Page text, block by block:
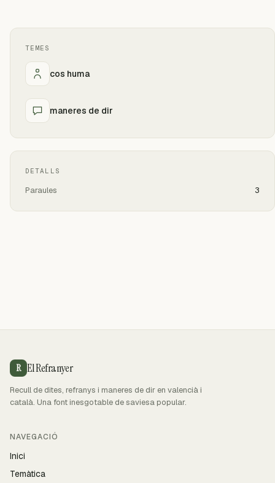
TEMES
cos huma
maneres de dir
DETALLS
Paraules 3
R El Refranyer
Recull de dites, refranys i maneres de dir en valencià i
català. Una font inesgotable de saviesa popular.
NAVEGACIÓ
Inici
Temàtica